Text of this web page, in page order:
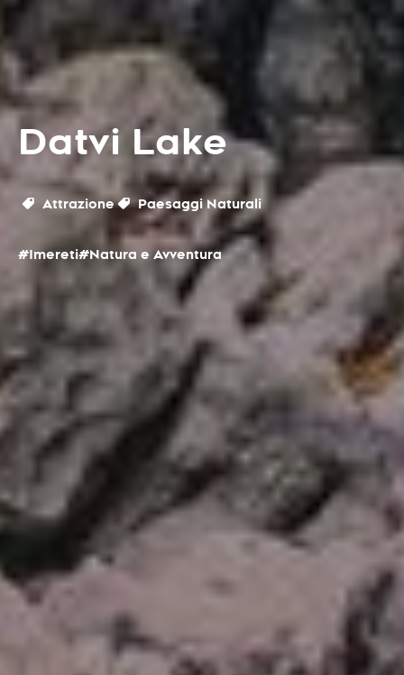
Datvi Lake
Attrazione Paesaggi Naturali
#Imereti#Natura e Avventura